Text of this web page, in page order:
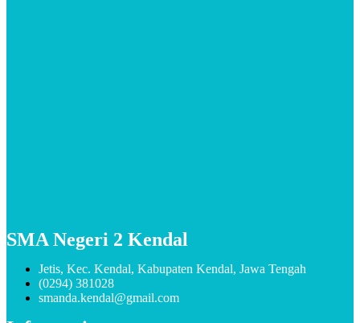
SMA Negeri 2 Kendal
Jetis, Kec. Kendal, Kabupaten Kendal, Jawa Tengah
(0294) 381028
smanda.kendal@gmail.com